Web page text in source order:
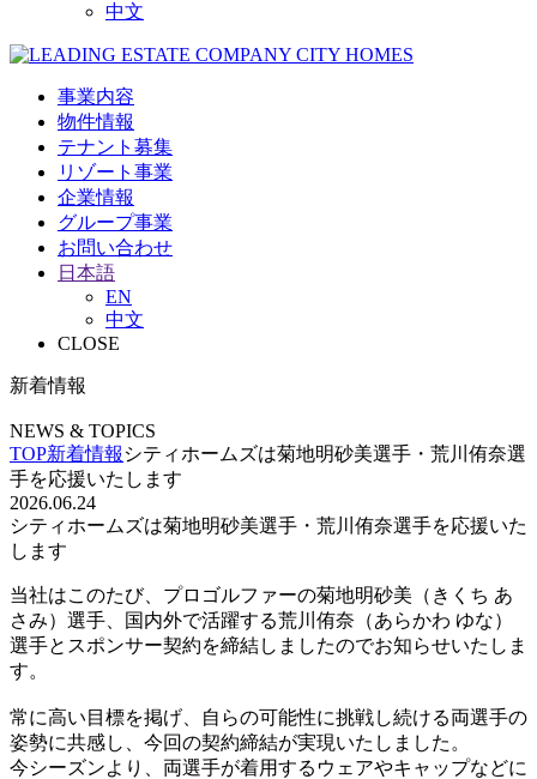
中文
事業内容
物件情報
テナント募集
リゾート事業
企業情報
グループ事業
お問い合わせ
日本語
EN
中文
CLOSE
新着情報
NEWS & TOPICS
TOP新着情報 シティホームズは菊地明砂美選手・荒川侑奈選
手を応援いたします
2026.06.24
シティホームズは菊地明砂美選手・荒川侑奈選手を応援いた
します
当社はこのたび、プロゴルファーの菊地明砂美（きくち あ
さみ）選手、国内外で活躍する荒川侑奈（あらかわ ゆな）
選手とスポンサー契約を締結しましたのでお知らせいたしま
す。
常に高い目標を掲げ、自らの可能性に挑戦し続ける両選手の
姿勢に共感し、今回の契約締結が実現いたしました。
今シーズンより、両選手が着用するウェアやキャップなどに